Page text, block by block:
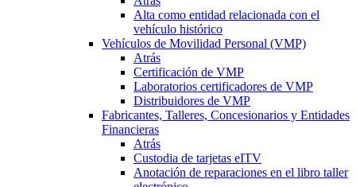
Alta como entidad relacionada con el
vehículo histórico
Vehículos de Movilidad Personal (VMP)
Atrás
Certificación de VMP
Laboratorios certificadores de VMP
Distribuidores de VMP
Fabricantes, Talleres, Concesionarios y Entidades
Financieras
Atrás
Custodia de tarjetas eITV
Anotación de reparaciones en el libro taller